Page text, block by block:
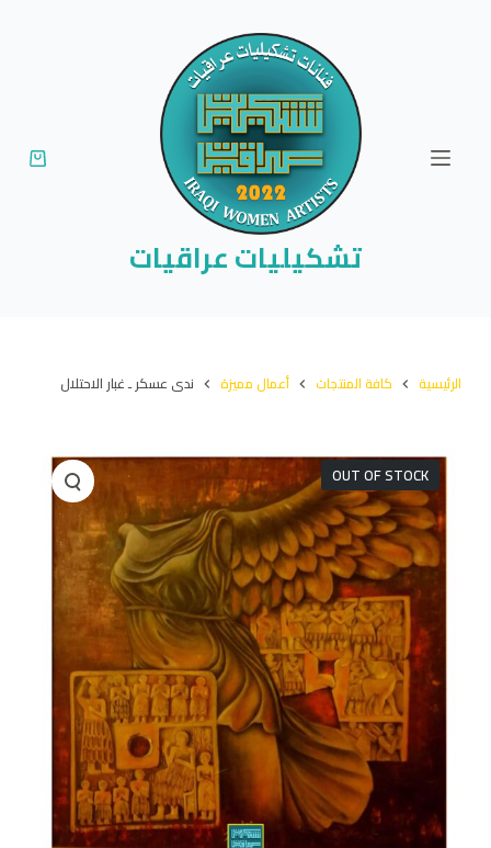
تشكيليات عراقيات
الرئيسية كافة المنتجات أعمال مميزة ندى عسكر ـ غبار الاحتلال
OUT OF STOCK